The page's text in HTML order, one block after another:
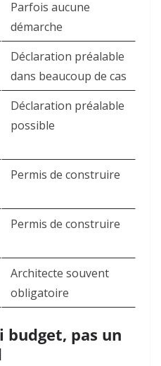
Parfois aucune
démarche
Déclaration préalable
dans beaucoup de cas
Déclaration préalable
possible
Permis de construire
Permis de construire
Architecte souvent
obligatoire
budget, pas un